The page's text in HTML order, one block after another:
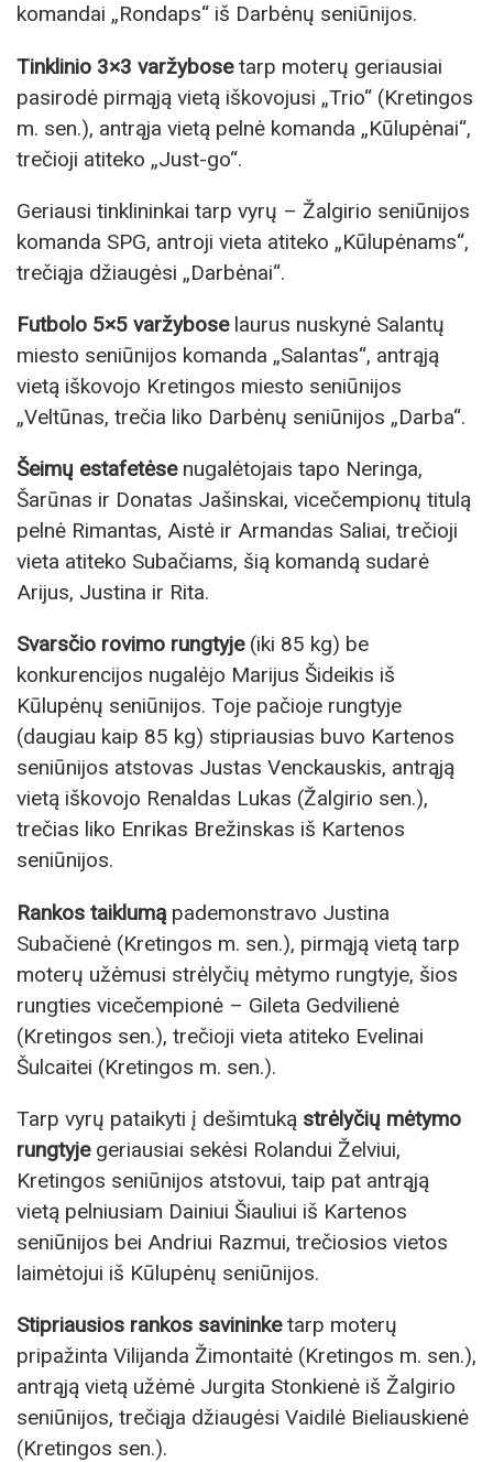
komandai „Rondaps“ iš Darbėnų seniūnijos.
Tinklinio 3×3 varžybosetarp moterų geriausiai
pasirodė pirmąją vietą iškovojusi „Trio“ (Kretingos
m. sen.), antrąja vietą pelnė komanda „Kūlupėnai“,
trečioji atiteko „Just-go“.
Geriausi tinklininkai tarp vyrų – Žalgirio seniūnijos
komanda SPG, antroji vieta atiteko „Kūlupėnams“,
trečiąja džiaugėsi „Darbėnai“.
Futbolo 5×5 varžyboselaurus nuskynė Salantų
miesto seniūnijos komanda „Salantas“, antrąją
vietą iškovojo Kretingos miesto seniūnijos
„Veltūnas, trečia liko Darbėnų seniūnijos „Darba“.
Šeimų estafetėse nugalėtojais tapo Neringa,
Šarūnas ir Donatas Jašinskai, vicečempionų titulą
pelnė Rimantas, Aistė ir Armandas Saliai, trečioji
vieta atiteko Subačiams, šią komandą sudarė
Arijus, Justina ir Rita.
Svarsčio rovimo rungtyje(iki 85 kg) be
konkurencijos nugalėjo Marijus Šideikis iš
Kūlupėnų seniūnijos. Toje pačioje rungtyje
(daugiau kaip 85 kg) stipriausias buvo Kartenos
seniūnijos atstovas Justas Venckauskis, antrąją
vietą iškovojo Renaldas Lukas (Žalgirio sen.),
trečias liko Enrikas Brežinskas iš Kartenos
seniūnijos.
Rankos taiklumą pademonstravo Justina
Subačienė (Kretingos m. sen.), pirmąją vietą tarp
moterų užėmusi strėlyčių mėtymo rungtyje, šios
rungties vicečempionė – Gileta Gedvilienė
(Kretingos sen.), trečioji vieta atiteko Evelinai
Šulcaitei (Kretingos m. sen.).
Tarp vyrų pataikyti į dešimtuką strėlyčių mėtymo
rungtyjegeriausiai sekėsi Rolandui Želviui,
Kretingos seniūnijos atstovui, taip pat antrąją
vietą pelniusiam Dainiui Šiauliui iš Kartenos
seniūnijos bei Andriui Razmui, trečiosios vietos
laimėtojui iš Kūlupėnų seniūnijos.
Stipriausios rankos savininketarp moterų
pripažinta Vilijanda Žimontaitė (Kretingos m. sen.),
antrąją vietą užėmė Jurgita Stonkienė iš Žalgirio
seniūnijos, trečiąja džiaugėsi Vaidilė Bieliauskienė
(Kretingos sen.).